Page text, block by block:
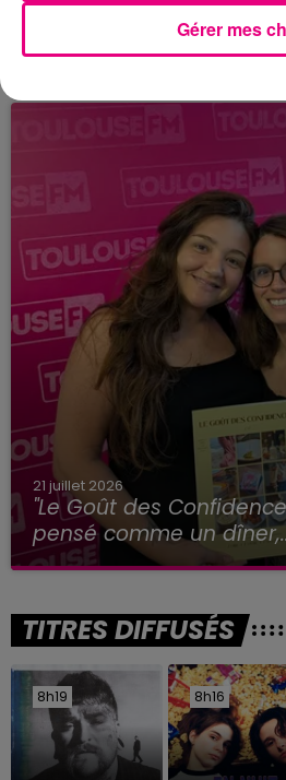
21 juillet 2026
Affaire Jubillar : le
reporté au premier
21 juillet 2026
"Le Goût des
pensé comme un
TITRES DIFFUSÉS
8h19
8h19 8h16
8h16
Gérer mes